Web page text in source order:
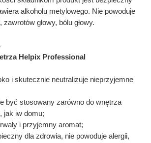
alkoholu metylowego. Nie powoduje
głowy, bólu głowy.
Helpix Professional
neutralizuje nieprzyjemne
stosowany zarówno do wnętrza
jak iw domu;
i przyjemny aromat;
dla zdrowia, nie powoduje alergii,